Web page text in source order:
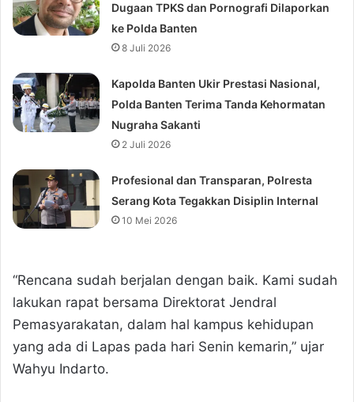
Dugaan TPKS dan Pornografi Dilaporkan
ke Polda Banten
8 Juli 2026
Kapolda Banten Ukir Prestasi Nasional,
Polda Banten Terima Tanda Kehormatan
Nugraha Sakanti
2 Juli 2026
Profesional dan Transparan, Polresta
Serang Kota Tegakkan Disiplin Internal
10 Mei 2026
“Rencana sudah berjalan dengan baik. Kami sudah
lakukan rapat bersama Direktorat Jendral
Pemasyarakatan, dalam hal kampus kehidupan
yang ada di Lapas pada hari Senin kemarin,” ujar
Wahyu Indarto.